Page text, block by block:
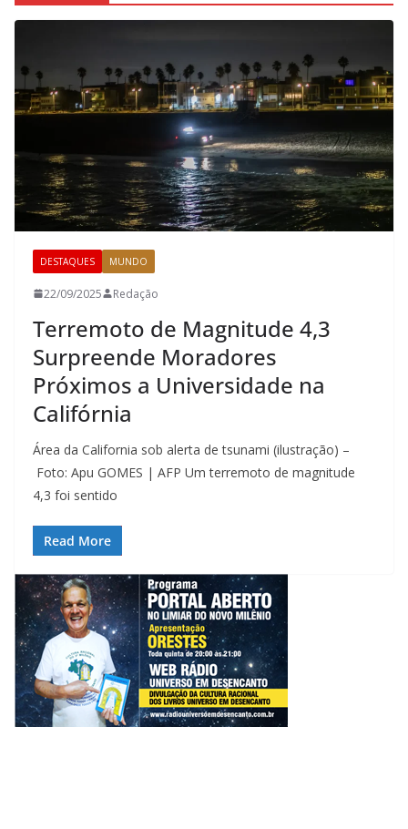
DESTAQUES MUNDO
22/09/2025 Redação
Terremoto de Magnitude 4,3
Surpreende Moradores
Próximos a Universidade na
Califórnia
Área da California sob alerta de tsunami (ilustração) –
Foto: Apu GOMES | AFP Um terremoto de magnitude
4,3 foi sentido
Read More